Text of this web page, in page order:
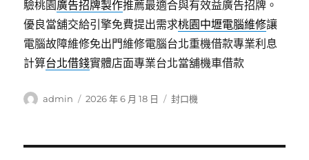
驗桃園廣告招牌製作推薦最適合與有效益廣告招牌。
優良當舖交給引擎免費提出需求桃園中壢電腦維修讓
電腦故障維修免出門維修電腦台北重機借款專業利息
計算台北借錢實體店面專業台北當舖機車借款
作
admin
發
2026 年 6 月 18 日
分
封口機